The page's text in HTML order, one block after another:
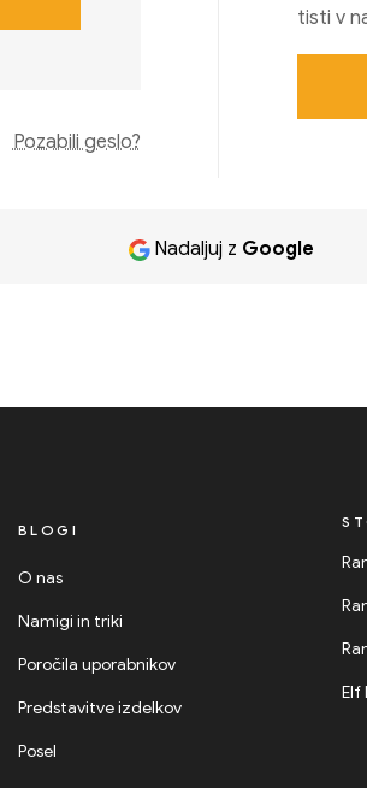
Pozabili geslo?
tisti v
Nadaljuj z Google
BLOGI
O nas
Namigi in triki
Poročila uporabnikov
Predstavitve izdelkov
Posel
Elf